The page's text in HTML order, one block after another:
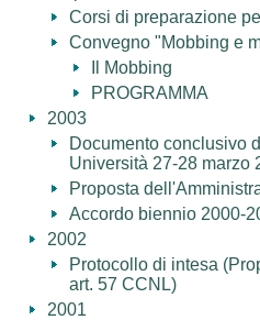
Corsi di preparazione
Convegno "Mobbing e
Il Mobbing
PROGRAMMA
2003
Documento conclusivo
Università 27-28 marzo
Proposta
Accordo biennio 2000-
2002
Protocollo di intesa
art. 57 CCNL)
2001